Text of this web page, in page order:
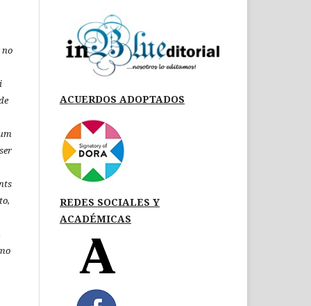
no
ACUERDOS ADOPTADOS
REDES SOCIALES Y
ACADÉMICAS